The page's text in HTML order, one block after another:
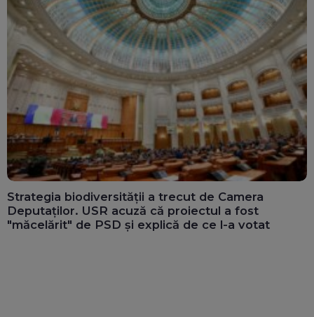
Strategia biodiversității a trecut de Camera
Deputaților. USR acuză că proiectul a fost
"măcelărit" de PSD și explică de ce l-a votat